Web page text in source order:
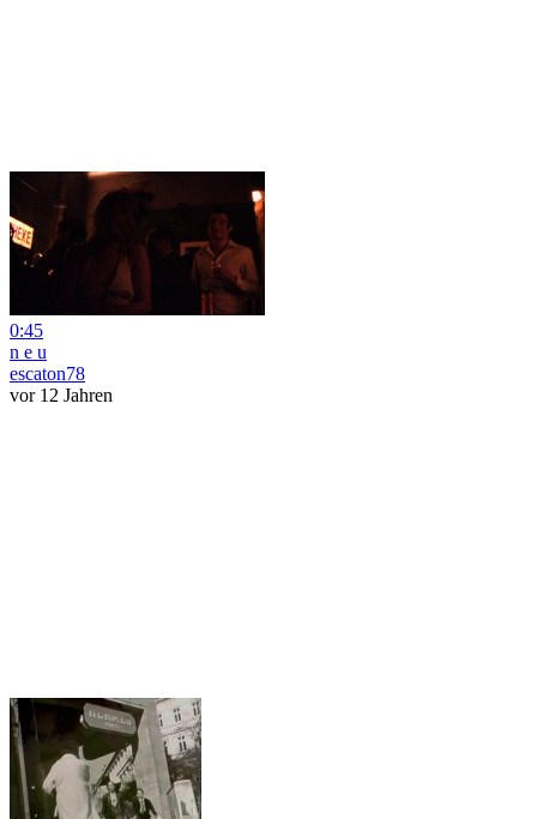
0:45
n e u
escaton78
vor 12 Jahren